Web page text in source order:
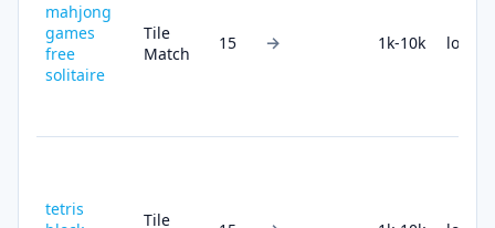
mahjong
games
free
solitaire
Tile
Match
15 → 1k-10k low
tetris
Tile